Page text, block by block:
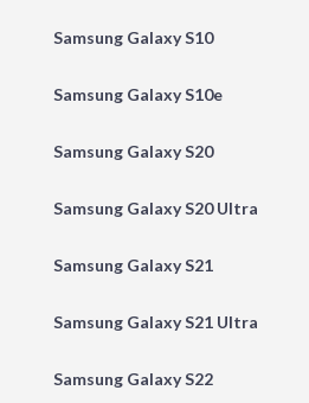
Samsung Galaxy S10
Samsung Galaxy S10e
Samsung Galaxy S20
Samsung Galaxy S20 Ultra
Samsung Galaxy S21
Samsung Galaxy S21 Ultra
Samsung Galaxy S22